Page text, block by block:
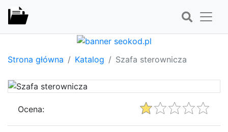
Strona główna Katalog Szafa sterownicza
Ocena: